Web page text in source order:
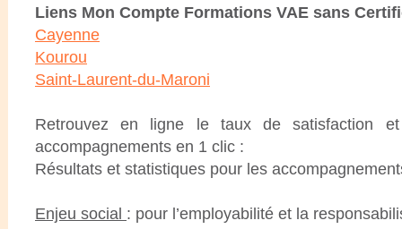
Liens Mon Compte Formations VAE sans
Cayenne
Kourou
Saint-Laurent-du-Maroni
Retrouvez en ligne le taux de satisfaction
accompagnements en 1 clic :
Résultats et statistiques pour les
Enjeu social : pour l’employabilité et la